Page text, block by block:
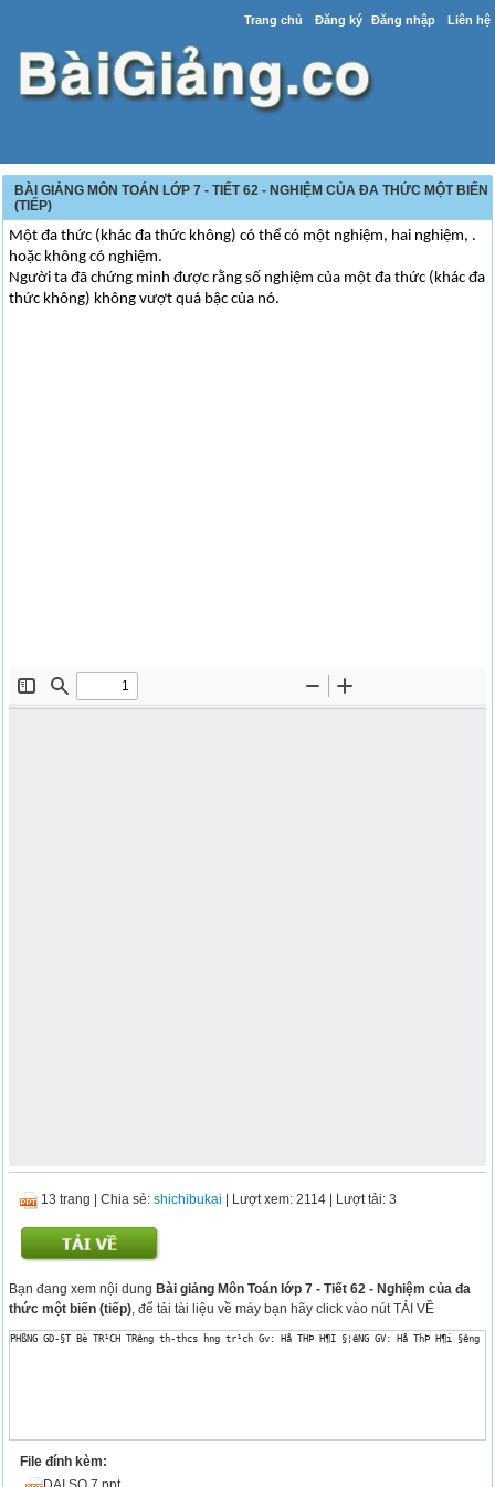
Trang chủ Đăng ký Đăng nhập Liên hệ
BÀI GIẢNG MÔN TOÁN LỚP 7 - TIẾT 62 - NGHIỆM CỦA ĐA THỨC MỘT BIẾN
(TIẾP)
Một đa thức (khác đa thức không) có thể có một nghiệm, hai nghiệm, .
hoặc không có nghiệm.
Người ta đã chứng minh được rằng số nghiệm của một đa thức (khác đa
thức không) không vượt quá bậc của nó.
13 trang |Chia sẻ:shichibukai | Lượt xem: 2114 | Lượt tải: 3
Bạn đang xem nội dungBài giảng Môn Toán lớp 7 - Tiết 62 - Nghiệm của đa
thức một biến (tiếp) , để tải tài liệu về máy bạn hãy click vào nút TẢI VỀ
PHßNG GD-§T Bè TR¹CH TR­êng th-thcs h­ng tr¹ch Gv: Hå THÞ H¶I §¦êNG GV: Hå
File đính kèm: